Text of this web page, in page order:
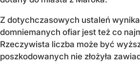
Z dotychczasowych ustaleń
domniemanych ofiar jest też co
Rzeczywista liczba może być
poszkodowanych nie złożyła